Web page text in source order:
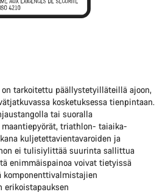
on tarkoitettu päällystetyilläteillä ajoon,
kosketuksessa tienpintaan.
tai suoralla
triathlon- taiaika-
kuljetettavientavaroiden ja
ei tulisiylittää suurinta sallittua
enimmäispainoa voivat tietyissä
komponenttivalmistajien
erikoistapauksen